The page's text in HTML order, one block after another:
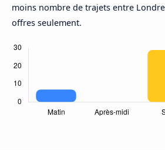
moins nombre de trajets entre
offres seulement.